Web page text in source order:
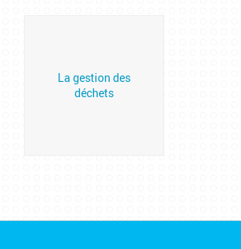
La gestion des
déchets